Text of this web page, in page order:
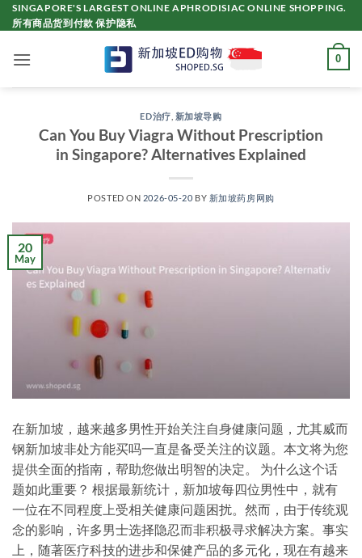
Skip
to
SINGAPORE'S LARGEST ONLINE APHRODISIAC ONLINE SHOPPING.
所有商品货到付款 保护隐私
0
ED治疗 新加坡导购
Can You Buy Viagra Without Prescription
in Singapore? Alternatives Explained
POSTED ON 2026-05-20 BY 新加坡药房网购
20
May
在新加坡，越来越多男性开始关注自身健康问题，尤其威而
钢新加坡非处方能买吗一直是备受关注的议题。本文将为您
提供全面的指南，帮助您做出明智的决定。 为什么这个话
题如此重要？ 根据最新统计，新加坡每四位男性中，就有
一位在不同程度上受相关健康问题困扰。然而，由于传统观
念的影响，许多男士选择隐忍而非积极寻求解决方案。事实
上，随著医疗科技的进步和保健产品的多元化，现在有越来